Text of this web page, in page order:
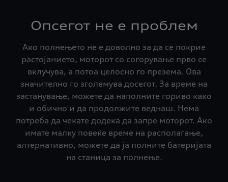
Опсегот не е проблем
Ако полнењето не е доволно за да се покрие
растојанието, моторот со согорување прво се
вклучува, а потоа целосно го презема. Ова
значително го зголемува досегот. За време на
застанување, можете да наполните гориво како
и обично и да продолжите веднаш. Нема
потреба да чекате додека да запре моторот. Ако
имате малку повеќе време на располагање,
алтернативно, можете да ја полните батеријата
на станица за полнење.